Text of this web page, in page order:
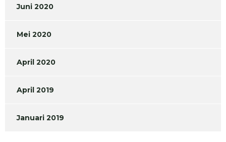
Juni 2020
Mei 2020
April 2020
April 2019
Januari 2019